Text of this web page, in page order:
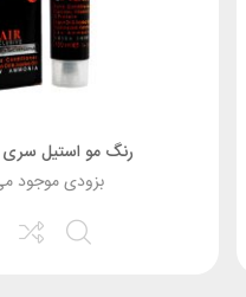
رنگ مو استیل
بزودی موجود